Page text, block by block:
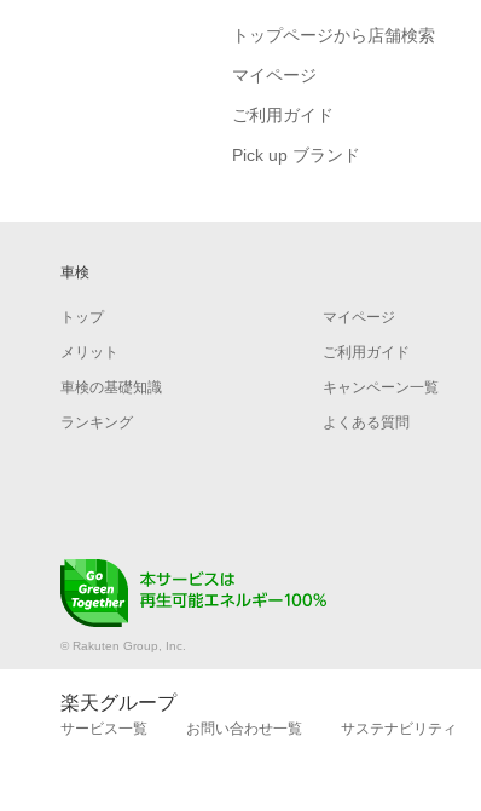
トップページから店舗検索
マイページ
ご利用ガイド
Pick up ブランド
車検
トップ マイページ
メリット ご利用ガイド
車検の基礎知識 キャンペーン一覧
ランキング よくある質問
© Rakuten Group, Inc.
楽天グループ
サービス一覧 お問い合わせ一覧 サステナビリティ